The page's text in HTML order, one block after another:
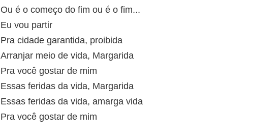
Ou é o começo do fim ou é o fim...
Eu vou partir
Pra cidade garantida, proibida
Arranjar meio de vida, Margarida
Pra você gostar de mim
Essas feridas da vida, Margarida
Essas feridas da vida, amarga vida
Pra você gostar de mim